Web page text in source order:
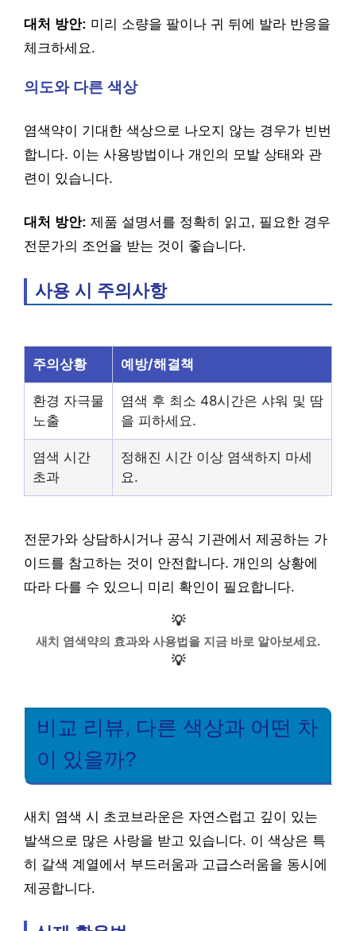
대처 방안: 미리 소량을 팔이나 귀 뒤에 발라 반응을
체크하세요.
의도와 다른 색상
염색약이 기대한 색상으로 나오지 않는 경우가 빈번
합니다. 이는 사용방법이나 개인의 모발 상태와 관
련이 있습니다.
대처 방안: 제품 설명서를 정확히 읽고, 필요한 경우
전문가의 조언을 받는 것이 좋습니다.
사용 시 주의사항
주의상황 예방/해결책
환경 자극물
노출
염색 후 최소 48시간은 샤워 및 땀
을 피하세요.
염색 시간
초과
정해진 시간 이상 염색하지 마세
요.
전문가와 상담하시거나 공식 기관에서 제공하는 가
이드를 참고하는 것이 안전합니다. 개인의 상황에
따라 다를 수 있으니 미리 확인이 필요합니다.
💡
새치 염색약의 효과와 사용법을 지금 바로 알아보세요.
💡
비교 리뷰, 다른 색상과 어떤 차
이 있을까?
새치 염색 시 초코브라운은 자연스럽고 깊이 있는
발색으로 많은 사랑을 받고 있습니다. 이 색상은 특
히 갈색 계열에서 부드러움과 고급스러움을 동시에
제공합니다.